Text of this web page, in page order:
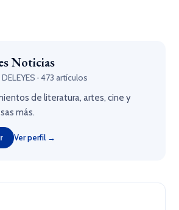
Noticias
· 473 artículos
de literatura, artes, cine y
más.
Ver perfil →